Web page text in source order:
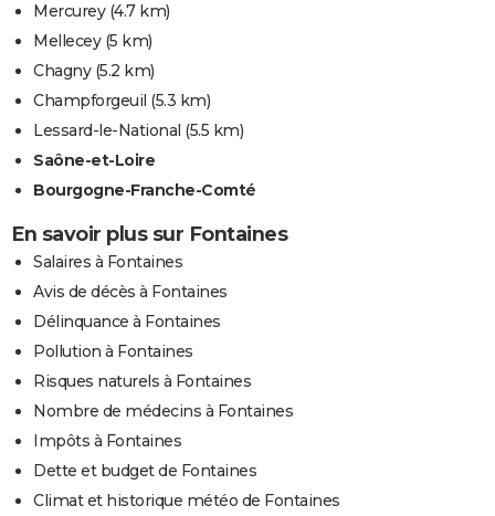
Mercurey(4.7 km)
Mellecey(5 km)
Chagny(5.2 km)
Champforgeuil (5.3 km)
Lessard-le-National (5.5 km)
Saône-et-Loire
Bourgogne-Franche-Comté
En savoir plus sur Fontaines
Salaires à Fontaines
Avis de décès à Fontaines
Délinquance à Fontaines
Pollution à Fontaines
Risques naturels à Fontaines
Nombre de médecins à Fontaines
Impôts à Fontaines
Dette et budget de Fontaines
Climat et historique météo de Fontaines